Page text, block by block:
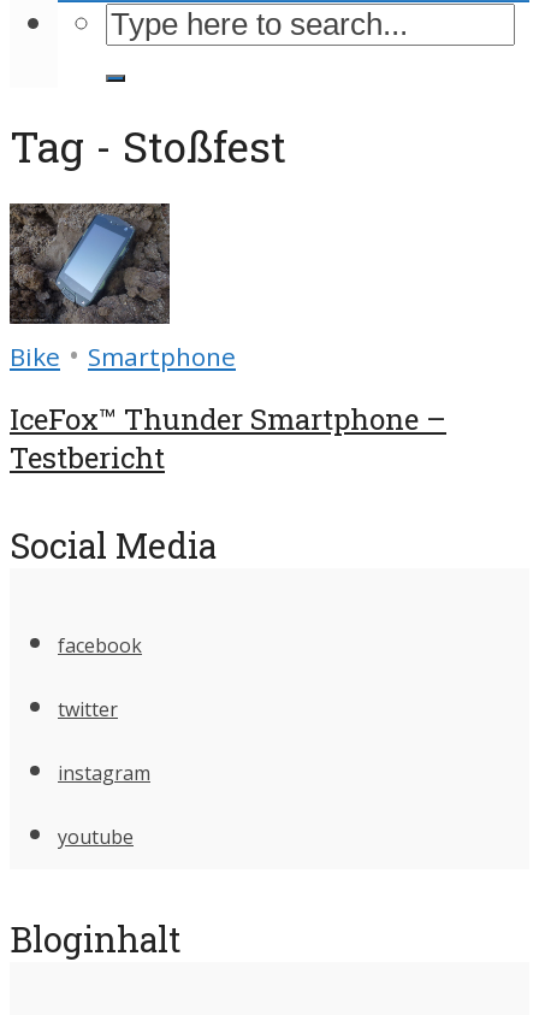
Tag - Stoßfest
Bike • Smartphone
IceFox™ Thunder Smartphone –
Testbericht
Social Media
facebook
twitter
instagram
youtube
Bloginhalt